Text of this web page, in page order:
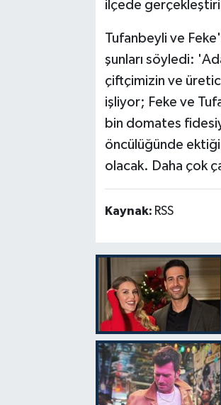
ilçede
Tufanbeyli ve
şunları söyledi:
çiftçimizin ve
işliyor; Feke ve
bin domates
öncülüğünde
olacak. Daha çok
Kaynak: RSS